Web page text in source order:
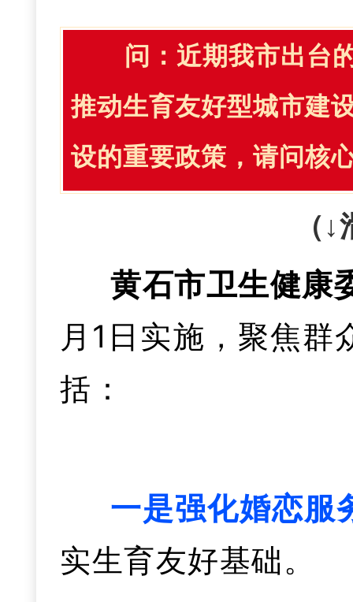
急处置能力，持
病“防、筛、诊、
院心理门诊服务供
四是做强中医
设，推广中西医
板”；深化“黄石八
融合发展。
五是积极落实
一次性奖励等支持
个、社会公用计量
争万人高价值发明
三是聚焦护公
。综合整治市场
为。深化“双随机
和信用风险分类任
石”行动，建成放
商户600家。
数字化转型试点为
路径，培育优质服
入推进“人工智能+
备，建设一批示范
化。
用比例。深化尾矿
收，创建 “无废城市
。整合全市各级
楼宇、公寓、门面
潮玩经济、赛事经
一批大众创业集市
播创业孵化基地、
新场景。推动创业
免租政策，让
创业者不再为场地
和游客体验本地风
下一步，我们
造“环磁湖星光带”“
一是打造特色“
现有夜市品质，填
二是举办品牌“
问： 近期我市出台
推动生育友好型城市建
设的重要政策，请问核
（
黄石市卫生健康
月1日实施，聚焦
括：
一是强化婚恋服
实生育友好基础。